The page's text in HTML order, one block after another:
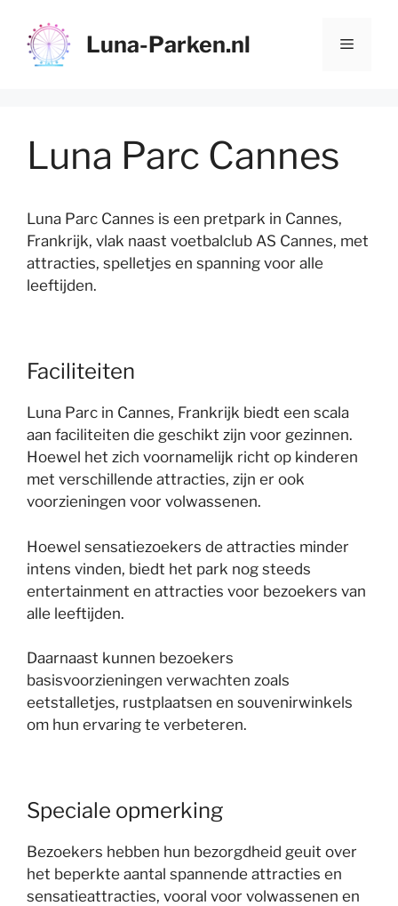
naar
Luna-Parken.nl Menu
Luna Parc Cannes
Luna Parc Cannes is een pretpark in Cannes,
Frankrijk, vlak naast voetbalclub AS Cannes, met
attracties, spelletjes en spanning voor alle
leeftijden.
Faciliteiten
Luna Parc in Cannes, Frankrijk biedt een scala
aan faciliteiten die geschikt zijn voor gezinnen.
Hoewel het zich voornamelijk richt op kinderen
met verschillende attracties, zijn er ook
voorzieningen voor volwassenen.
Hoewel sensatiezoekers de attracties minder
intens vinden, biedt het park nog steeds
entertainment en attracties voor bezoekers van
alle leeftijden.
Daarnaast kunnen bezoekers
basisvoorzieningen verwachten zoals
eetstalletjes, rustplaatsen en souvenirwinkels
om hun ervaring te verbeteren.
Speciale opmerking
Bezoekers hebben hun bezorgdheid geuit over
het beperkte aantal spannende attracties en
sensatieattracties, vooral voor volwassenen en